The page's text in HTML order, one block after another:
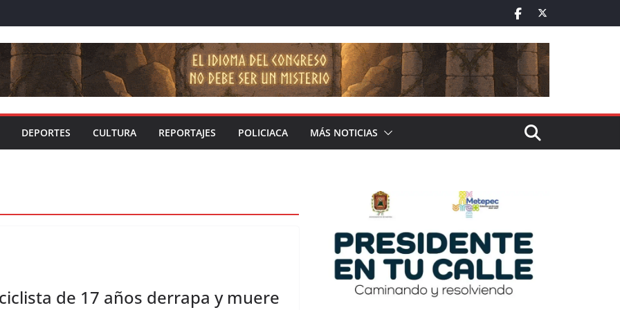
DEPORTES CULTURA REPORTAJES POLICIACA MÁS NOTICIAS
de 17 años derrapa y muere